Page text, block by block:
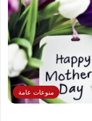
منوعات عامة